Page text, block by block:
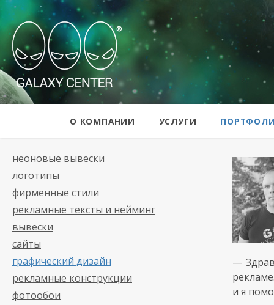
Galaxy Center
О КОМПАНИИ УСЛУГИ
неоновые вывески
логотипы
фирменные стили
рекламные тексты и нейминг
вывески
сайты
графический дизайн
рекламные конструкции
фотообои
—
и я